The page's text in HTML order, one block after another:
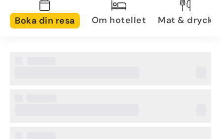
Boka din resa Om hotellet Mat & dryck